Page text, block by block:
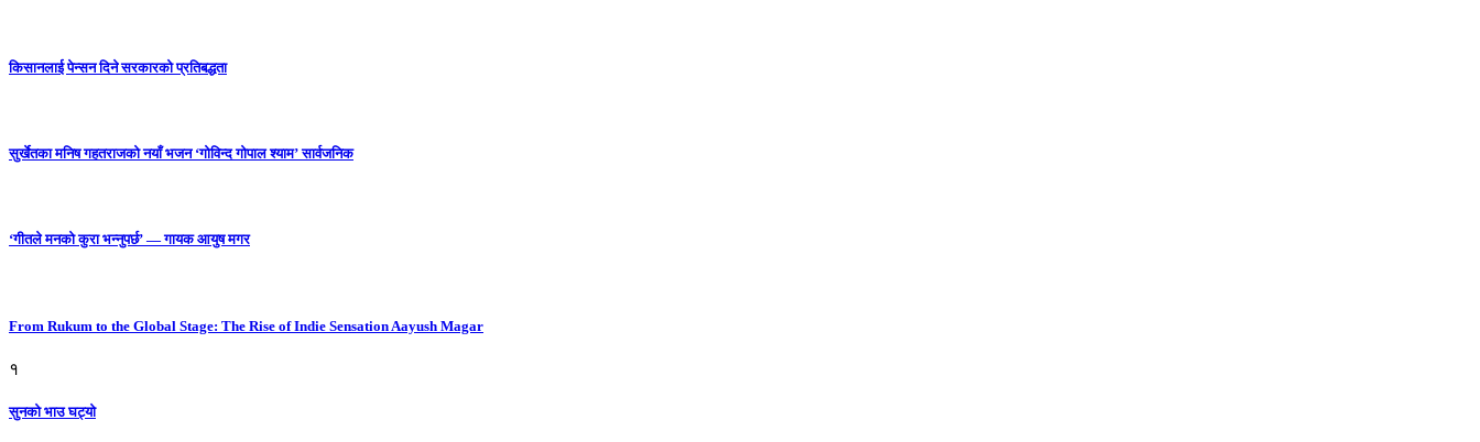
किसानलाई पेन्सन दिने सरकारको प्रतिबद्धता
सुर्खेतका मनिष गहतराजको नयाँ भजन ‘गोविन्द गोपाल श्याम’ सार्वजनिक
‘गीतले मनको कुरा भन्नुपर्छ’ — गायक आयुष मगर
From Rukum to the Global Stage: The Rise of Indie Sensation Aayush Magar
१
सुनको भाउ घट्याे